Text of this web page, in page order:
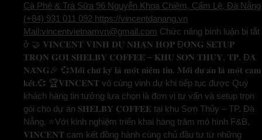
Cà Phê & Trà Sữa 96 Nguyễn Khoa Chiêm, Cẩm Lệ, Đà Nẵng
(+84) 931 011 092 https://vincentdanang.vn
Mail:vincentvietnamvn@gmail.com Chức năng bình luận bị tắt
ở 🤝 𝐕𝐈𝐍𝐂𝐄𝐍𝐓 𝐕𝐈𝐍𝐇 𝐃𝐔̛̣ 𝐍𝐇𝐀̣̂𝐍 𝐇𝐎̛̣𝐏 Đ𝐎̂̀𝐍𝐆 𝐒𝐄𝐓𝐔𝐏
𝐓𝐑𝐎̣𝐍 𝐆𝐎́𝐈 𝐒𝐇𝐄𝐋𝐁𝐘 𝐂𝐎𝐅𝐅𝐄𝐄 – 𝐊𝐇𝐔 𝐒𝐎̛𝐍 𝐓𝐇𝐔̉𝐘, 𝐓𝐏. Đ𝐀̀
𝐍𝐀̆̃𝐍𝐆🎉 💞𝐌𝐨̂̃𝐢 𝐜𝐡𝐮̛̃ 𝐤𝐲́ 𝐥𝐚̀ 𝐦𝐨̣̂𝐭 𝐧𝐢𝐞̂̀𝐦 𝐭𝐢𝐧. 𝐌𝐨̂̃𝐢 𝐝𝐮̛̣ 𝐚́𝐧 𝐥𝐚̀ 𝐦𝐨̣̂𝐭 𝐜𝐚𝐦
𝐤𝐞̂́𝐭.💞 🏆𝐕𝐈𝐍𝐂𝐄𝐍𝐓 vô cùng vinh dự khi tiếp tục được Quý
khách hàng tin tưởng lựa chọn là đơn vị tư vấn và setup trọn
gói cho dự án 𝐒𝐇𝐄𝐋𝐁𝐘 𝐂𝐎𝐅𝐅𝐄𝐄 tại khu Sơn Thủy – TP. Đà
Nẵng. ⭐️Với kinh nghiệm triển khai hàng trăm mô hình F&B,
𝐕𝐈𝐍𝐂𝐄𝐍𝐓 cam kết đồng hành cùng chủ đầu tư từ những